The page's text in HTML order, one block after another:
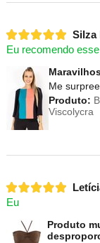
Silza
Eu recomendo
Me
Produto:
Viscolycra
Eu
Produto